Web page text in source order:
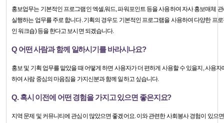
홍보업무는 기본적인 프로그램인 엑셀,워드, 파워포인트 등을 사용하여 자사 홍보매체
실행하는 업무를 주로 합니다. 기획의 경우도 기본적인 프로그램을 사용하여 다양한 프
인 워크숍) 등을 한다고 보시면 되겠습니다.
Q 어떤 사람과 함께 일하시기를 바라시나요?
홍보 및 기획 업무를 맡았을 때 어떻게 하면 사용자가 더 편하게 사용할 수 있을지, 사용
하여 사람 중심의 마음짐을 가지신분과 함께 일하고 싶습니다.
Q. 혹시 이전에 어떤 경험을 가지고 있으면 좋은지요?
지역 문제 및 커뮤니티에 관심이 많았으면 좋겠어요. 이와 관련한 사회봉사 경험이 있으